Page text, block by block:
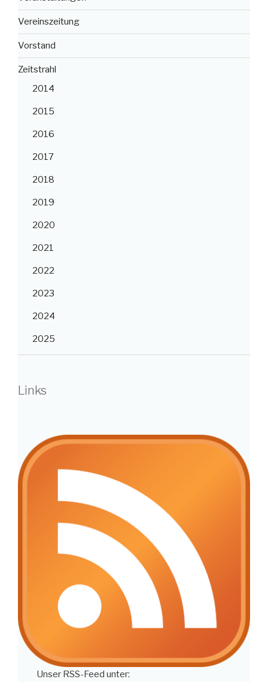
Vereinszeitung
Vorstand
Zeitstrahl
2014
2015
2016
2017
2018
2019
2020
2021
2022
2023
2024
2025
Links
Unser RSS-Feed unter: